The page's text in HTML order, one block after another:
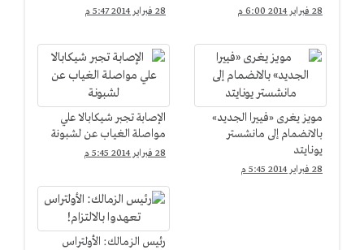
28 فبراير 2014 6:00 م 28 فبراير 2014 5:47 م
مويز يغرى «فييرا الجديد»
بالانضمام إلى مانشستر
يونايتد
28 فبراير 2014 5:45 م
الإصابة تجبر شيكابالا علي
مواصلة الغياب عن لشبونة
28 فبراير 2014 5:45 م
رئيس الزمالك: الأولتراس